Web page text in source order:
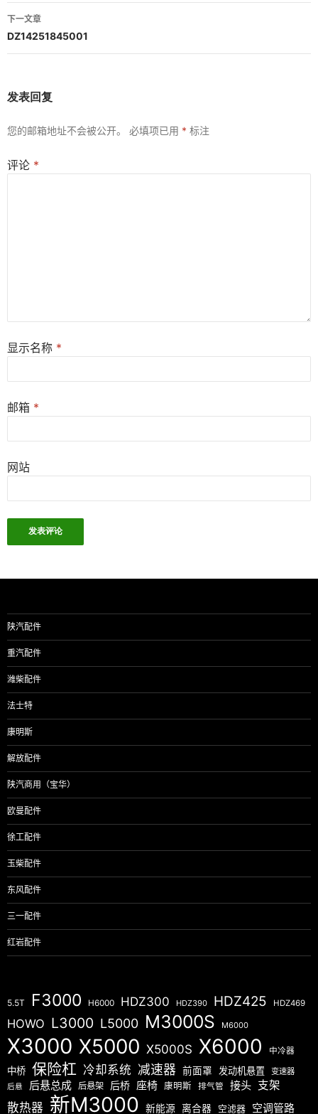
导
航
下一文章
DZ14251845001
发表回复
您的邮箱地址不会被公开。 必填项已用 * 标注
评论 *
显示名称 *
邮箱 *
网站
陕汽配件
重汽配件
潍柴配件
法士特
康明斯
解放配件
陕汽商用（宝华）
欧曼配件
徐工配件
玉柴配件
东风配件
三一配件
红岩配件
5.5T F3000 H6000 HDZ300 HDZ390 HDZ425 HDZ469
HOWO L3000 L5000 M3000S M6000
X3000 X5000 X5000S X6000 中冷器
中桥 保险杠 冷却系统 减速器 前面罩 发动机悬置 变速器
后悬 后悬总成 后悬架 后桥 座椅 康明斯 排气管 接头 支架
散热器 新M3000 新能源 离合器 空滤器 空调管路